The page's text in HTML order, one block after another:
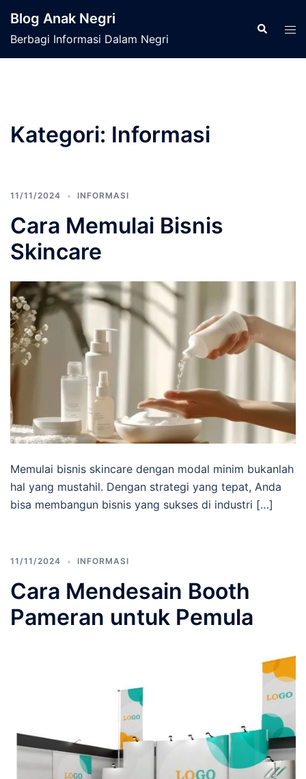
keBlog Anak Negri
Berbagi Informasi Dalam Negri
Cari
Kategori: Informasi
11/11/2024 INFORMASI
Cara Memulai Bisnis
Skincare
Memulai bisnis skincare dengan modal minim bukanlah
hal yang mustahil. Dengan strategi yang tepat, Anda
bisa membangun bisnis yang sukses di industri […]
11/11/2024 INFORMASI
Cara Mendesain Booth
Pameran untuk Pemula